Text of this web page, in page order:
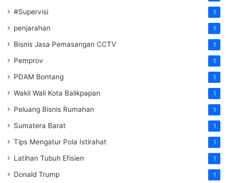
#Supervisi 1
penjarahan 1
Bisnis Jasa Pemasangan CCTV 1
Pemprov 1
PDAM Bontang 1
Wakil Wali Kota Balikpapan 1
Peluang Bisnis Rumahan 1
Sumatera Barat 1
Tips Mengatur Pola Istirahat 1
Latihan Tubuh Efisien 1
Donald Trump 1